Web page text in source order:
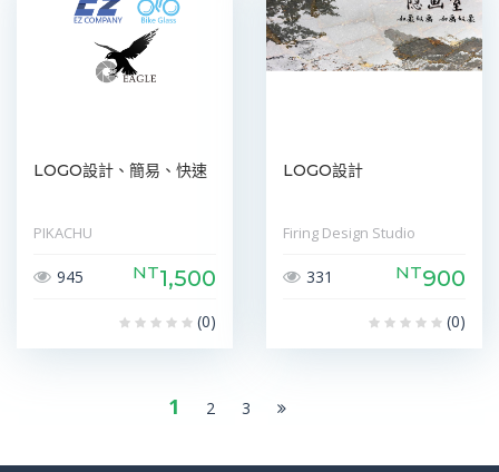
LOGO設計、簡易、快速
PIKACHU
945 NT1,500
(0)
LOGO設計
Firing Design Studio
331 NT900
(0)
1 2 3